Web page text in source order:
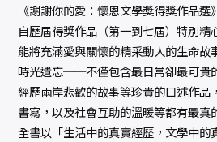
《謝謝你的愛：懷恩文學獎得獎作品選
自歷屆得獎作品（第一到七屆）特別精
能將充滿愛與關懷的精采動人的生命故
時光遺忘──不僅包含最日常卻最可貴
經歷兩岸悲歡的故事等珍貴的口述作品
書寫，以及社會互助的溫暖等都有最真
全書以「生活中的真實經歷，文學中的